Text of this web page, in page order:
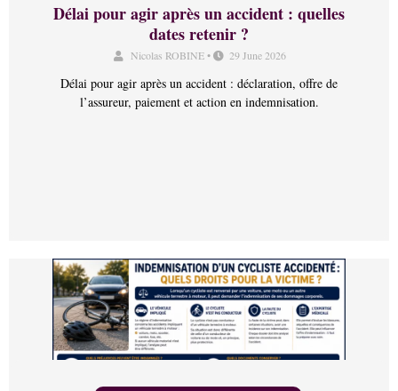
Délai pour agir après un accident : quelles
dates retenir ?
Nicolas ROBINE• 29 June 2026
Délai pour agir après un accident : déclaration, offre de
l’assureur, paiement et action en indemnisation.